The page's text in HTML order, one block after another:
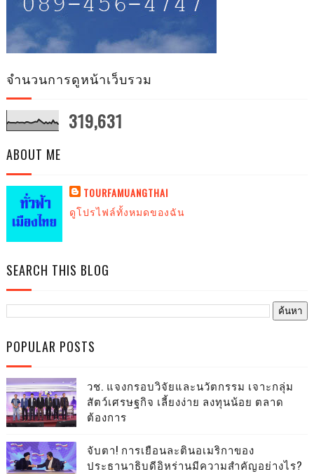
จำนวนการดูหน้าเว็บรวม
319,631
ABOUT ME
TOURFAMUANGTHAI
ดูโปรไฟล์ทั้งหมดของฉัน
SEARCH THIS BLOG
POPULAR POSTS
วช. แจงกรอบวิจัยและนวัตกรรม เจาะกลุ่ม
สัตว์เศรษฐกิจ เลี้ยงง่าย ลงทุนน้อย ตลาด
ต้องการ
จับตา! การเยือนละตินอเมริกาของ
ประธานาธิบดีอิหร่านมีความสำคัญอย่างไร?